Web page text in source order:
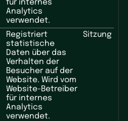
für internes
Analytics
verwendet.
Registriert
statistische
Daten über das
Verhalten der
Besucher auf der
Website. Wird vom
Website-Betreiber
für internes
Analytics
verwendet.
Sitzung